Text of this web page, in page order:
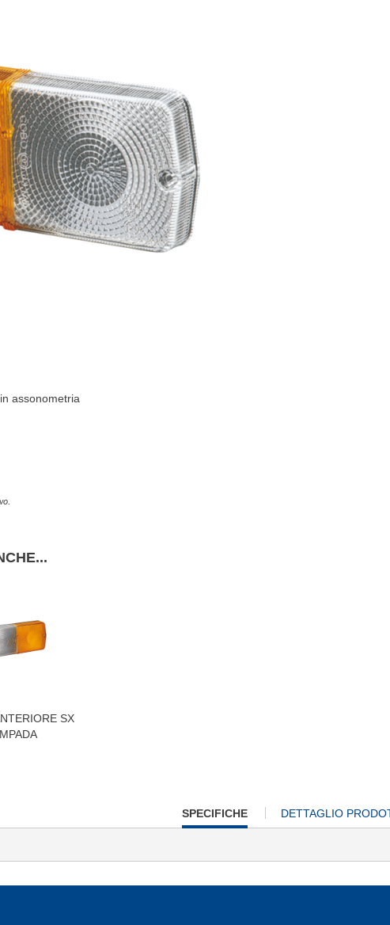
assonometria
SX
CURRENT
TAB:
SPECIFICHE DETTAGLIO